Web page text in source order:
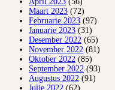
Maart 2023 (72)
Februarie 2023 (97)
Januarie 2023 (31)
Desember 2022 (65)
November 2022 (81)
Oktober 2022 (85)
September 2022 (93)
Augustus 2022 (91)
Julie 2022 (62)